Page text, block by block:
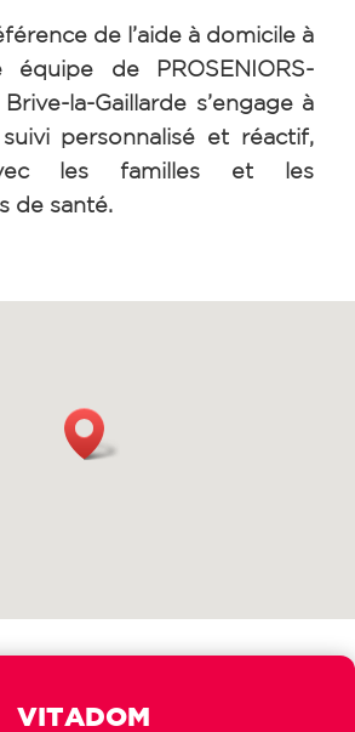
de l’aide à domicile à
équipe de PROSENIORS-
la-Gaillarde s’engage à
personnalisé et réactif,
les familles et les
de santé.
VITADOM